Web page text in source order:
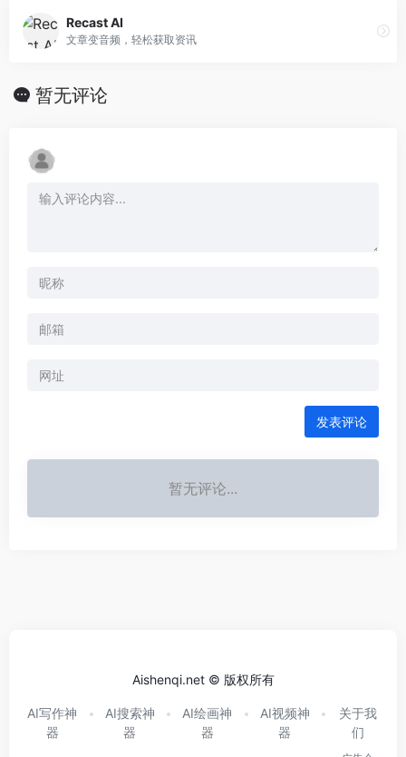
Recast AI
文章变音频，轻松获取资讯
暂无评论
发表评论
暂无评论...
Aishenqi.net © 版权所有
AI写作神
器
AI搜索神
器
AI绘画神
器
AI视频神
器
关于我
们